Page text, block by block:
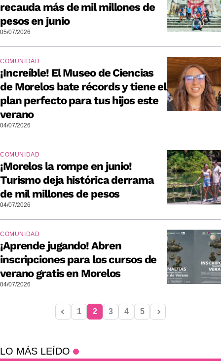
recauda más de mil millones de
pesos en junio
05/07/2026
COMUNIDAD
¡Increíble! El Museo de Ciencias
de Morelos bate récords y tiene el
plan perfecto para tus hijos este
verano
04/07/2026
COMUNIDAD
¡Morelos la rompe en junio!
Turismo deja histórica derrama
de mil millones de pesos
04/07/2026
COMUNIDAD
¡Aprende jugando! Abren
inscripciones para los cursos de
verano gratis en Morelos
04/07/2026
1 2 3 4 5
LO MÁS LEÍDO